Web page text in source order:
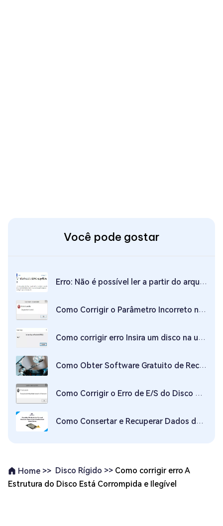
Você pode gostar
Erro: Não é possível ler a partir do arquivo fonte ou erro de disco. 4 Soluções!
Como Corrigir o Parâmetro Incorreto no Disco Rígido Externo no Windows 10/11?
Como corrigir erro Insira um disco na unidade de USB
Como Obter Software Gratuito de Recuperação de Disco Rígido
Como Corrigir o Erro de E/S do Disco Rígido Externo?
Como Consertar e Recuperar Dados de um Disco Rígido Não Alocado? 【2026】
Home >> Disco Rígido >> Como corrigir erro A
Estrutura do Disco Está Corrompida e Ilegível